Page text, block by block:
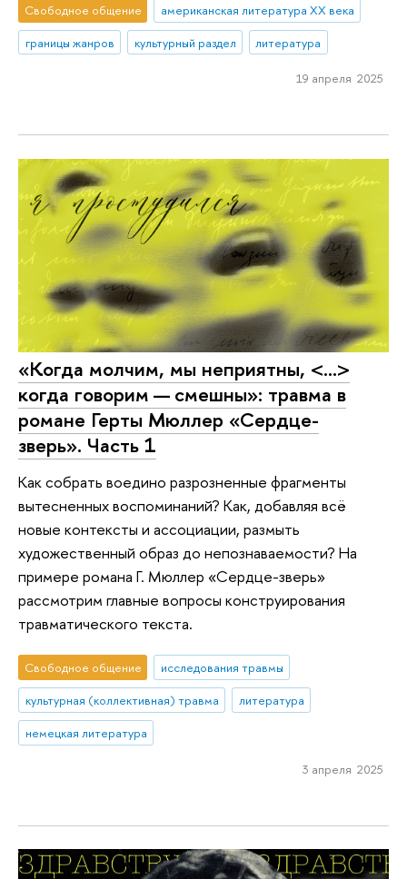
Свободное общение
американская литература ХХ века
границы жанров
культурный раздел литература
19 апреля 2025
«Когда молчим, мы неприятны, <...>
когда говорим — смешны»: травма в
романе Герты Мюллер «Сердце-
зверь». Часть 1
Как собрать воедино разрозненные фрагменты
вытесненных воспоминаний? Как, добавляя всё
новые контексты и ассоциации, размыть
художественный образ до непознаваемости? На
примере романа Г. Мюллер «Сердце-зверь»
рассмотрим главные вопросы конструирования
травматического текста.
Свободное общение
исследования травмы
культурная (коллективная) травма
литература
немецкая литература
3 апреля 2025